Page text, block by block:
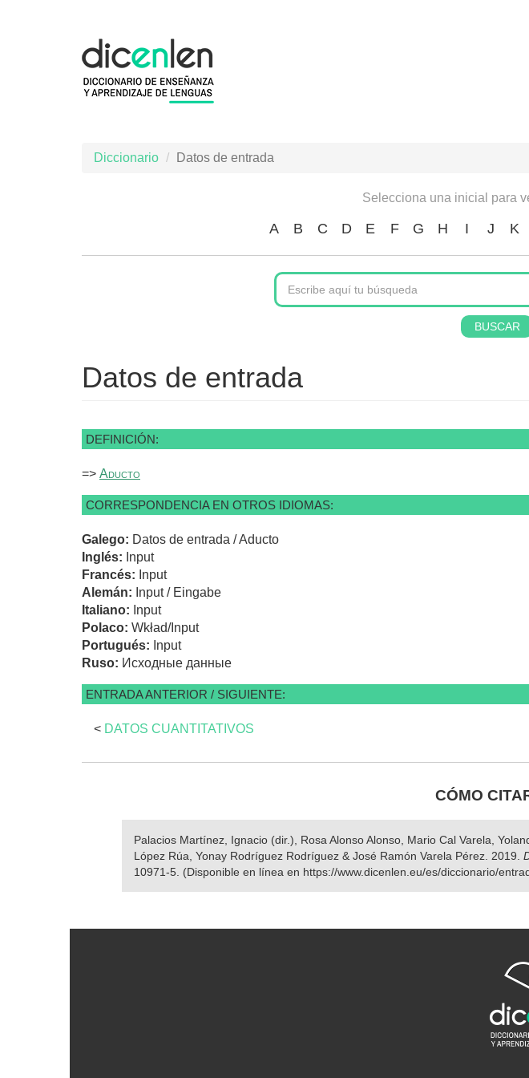
Diccionario Datos de entrada
Selecciona una inicial para
A B C D E F G H I J K
Datos de entrada
DEFINICIÓN:
=> Aducto
CORRESPONDENCIA EN OTROS IDIOMAS:
Galego: Datos de entrada / Aducto
Inglés: Input
Francés: Input
Alemán: Input / Eingabe
Italiano: Input
Polaco: Wkład/Input
Portugués: Input
Ruso: Исходные данные
ENTRADA ANTERIOR / SIGUIENTE:
< DATOS CUANTITATIVOS
CÓMO
Palacios Martínez, Ignacio (dir.), Rosa Alonso Alonso, Mario Cal Varela,
López Rúa, Yonay Rodríguez Rodríguez & José Ramón Varela Pérez. 2019.
10971-5. (Disponible en línea en https://www.dicenlen.eu/es/diccionario/